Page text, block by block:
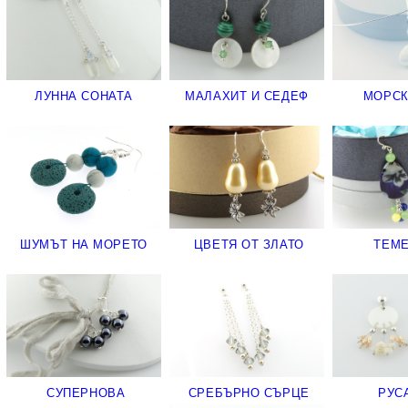
ЛУННА СОНАТА МАЛАХИТ И СЕДЕФ
ШУМЪТ НА МОРЕТО ЦВЕТЯ ОТ ЗЛАТО
СУПЕРНОВА СРЕБЪРНО СЪРЦЕ